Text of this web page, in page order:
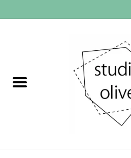
✂︎Nieuw